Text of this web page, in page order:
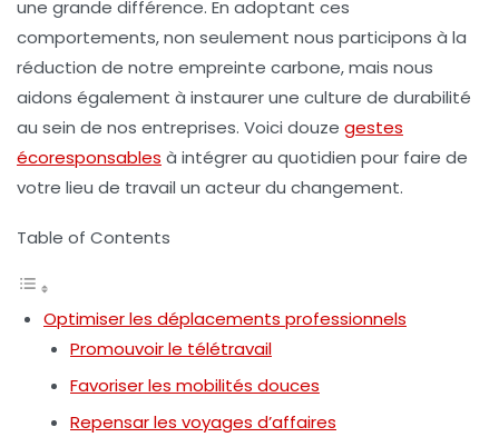
une grande différence. En adoptant ces
comportements, non seulement nous participons à la
réduction de notre empreinte carbone, mais nous
aidons également à instaurer une culture de durabilité
au sein de nos entreprises. Voici douze gestes
écoresponsables à intégrer au quotidien pour faire de
votre lieu de travail un acteur du changement.
Table of Contents
Optimiser les déplacements professionnels
Promouvoir le télétravail
Favoriser les mobilités douces
Repensar les voyages d’affaires